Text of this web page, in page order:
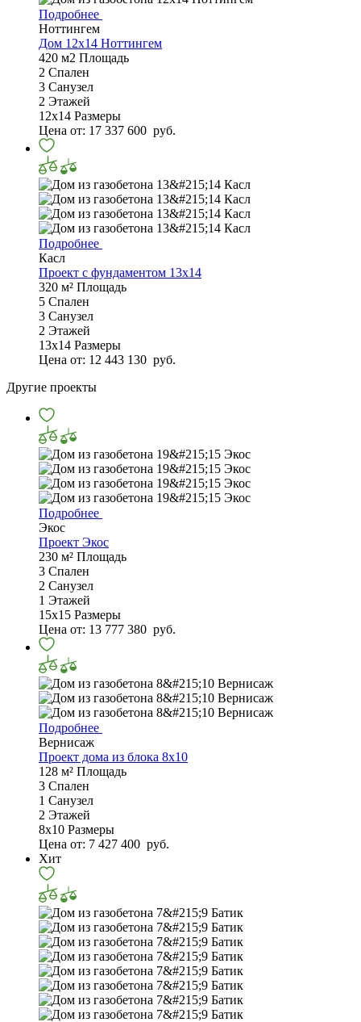
Подробнее
Ноттингем
Дом 12х14 Ноттингем
420 м2 Площадь
2 Спален
3 Санузел
2 Этажей
12х14 Размеры
Цена от: 17 337 600 руб.
Подробнее
Касл
Проект с фундаментом 13x14
320 м² Площадь
5 Спален
3 Санузел
2 Этажей
13х14 Размеры
Цена от: 12 443 130 руб.
Другие проекты
Подробнее
Экос
Проект Экос
230 м² Площадь
3 Спален
2 Санузел
1 Этажей
15х15 Размеры
Цена от: 13 777 380 руб.
Подробнее
Вернисаж
Проект дома из блока 8x10
128 м² Площадь
3 Спален
1 Санузел
2 Этажей
8х10 Размеры
Цена от: 7 427 400 руб.
Хит